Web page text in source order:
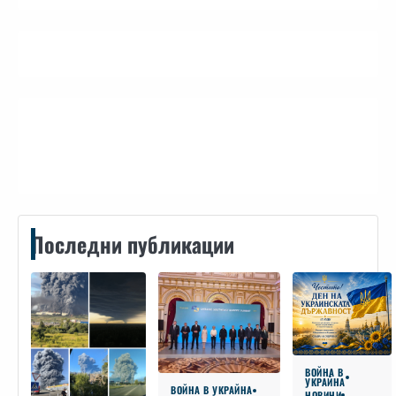
Последни публикации
ВОЙНА В УКРАЙНА
ВОЙНА В
УКРАЙНА